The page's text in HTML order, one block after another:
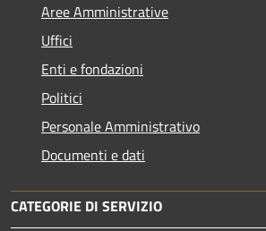
Aree Amministrative
Uffici
Enti e fondazioni
Politici
Personale Amministrativo
Documenti e dati
CATEGORIE DI SERVIZIO